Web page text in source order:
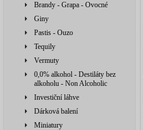
Brandy - Grapa - Ovocné
Giny
Pastis - Ouzo
Tequily
Vermuty
0,0% alkohol - Destiláty bez
alkoholu - Non Alcoholic
Investiční láhve
Dárková balení
Miniatury